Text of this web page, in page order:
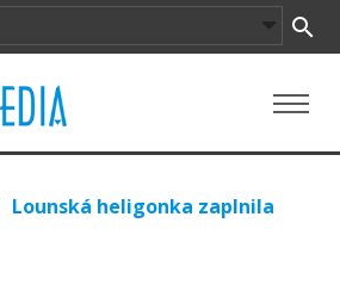
Lounská heligonka zaplnila